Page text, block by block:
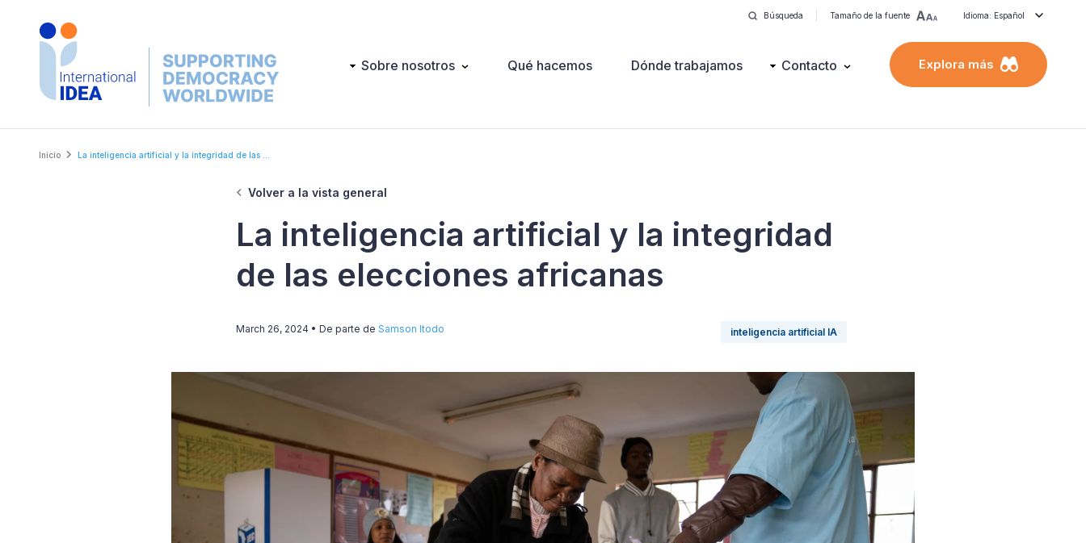
Búsqueda Tamaño de la fuente Idioma: Español
Main Sobre nosotros Qué hacemos Dónde trabajamos Contacto Explora más
Breadcrumb
Inicio La inteligencia artificial y la integridad de las ...
Volver a la vista general
La inteligencia artificial y la integridad
de las elecciones africanas
March 26, 2024 • De parte de Samson Itodo inteligencia artificial IA